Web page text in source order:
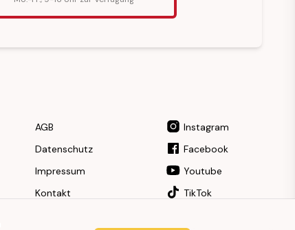
AGB
Datenschutz
Impressum
Kontakt
Instagram
Facebook
Youtube
TikTok